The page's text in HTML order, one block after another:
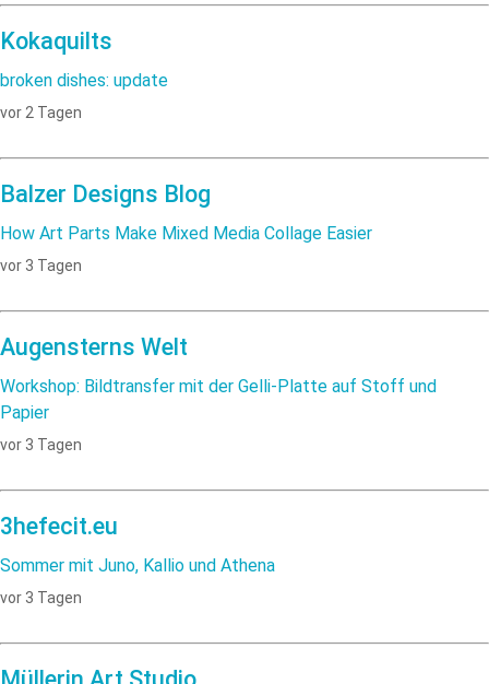
Kokaquilts
broken dishes: update
vor 2 Tagen
Balzer Designs Blog
How Art Parts Make Mixed Media Collage Easier
vor 3 Tagen
Augensterns Welt
Workshop: Bildtransfer mit der Gelli-Platte auf Stoff und
Papier
vor 3 Tagen
3hefecit.eu
Sommer mit Juno, Kallio und Athena
vor 3 Tagen